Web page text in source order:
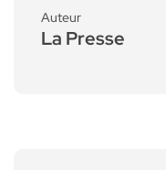
Auteur
La Presse